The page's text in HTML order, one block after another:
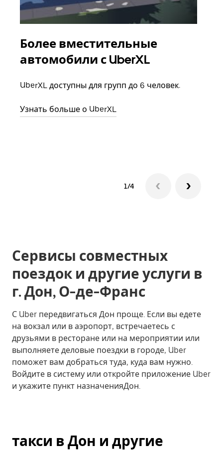
Более вместительные
автомобили с UberXL
UberXL доступны для групп до 6 человек.
Узнать больше о UberXL
1/4
Сервисы совместных
поездок и другие услуги в
г. Дон, О-де-Франс
С Uber передвигаться Дон проще. Если вы едете
на вокзал или в аэропорт, встречаетесь с
друзьями в ресторане или на мероприятии или
выполняете деловые поездки в городе, Uber
поможет вам добраться туда, куда вам нужно.
Войдите в систему или откройте приложение Uber
и укажите пункт назначенияДон.
такси в Дон и другие